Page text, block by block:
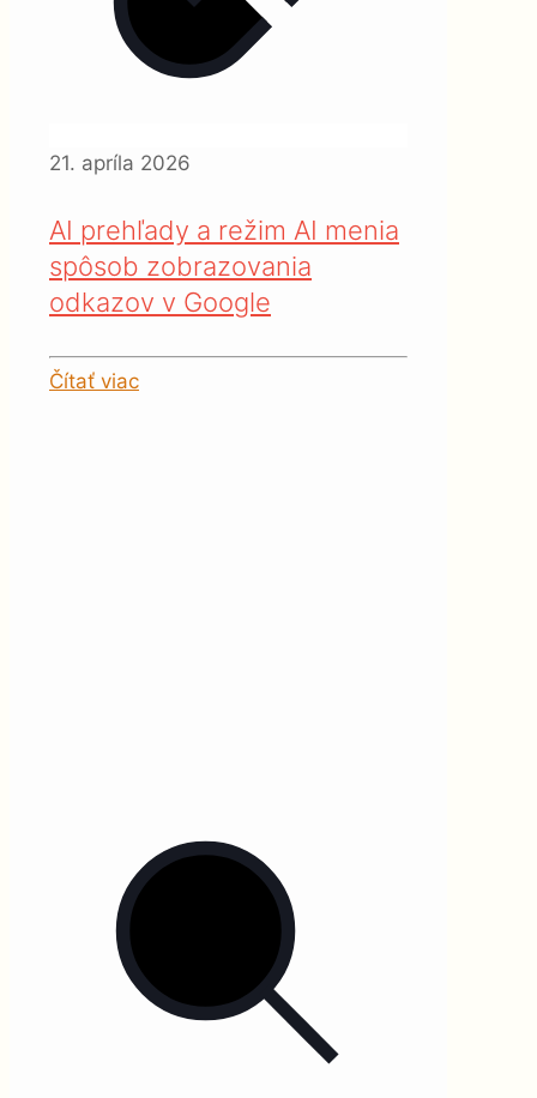
21. apríla 2026
AI prehľady a režim AI menia
spôsob zobrazovania
odkazov v Google
Čítať viac